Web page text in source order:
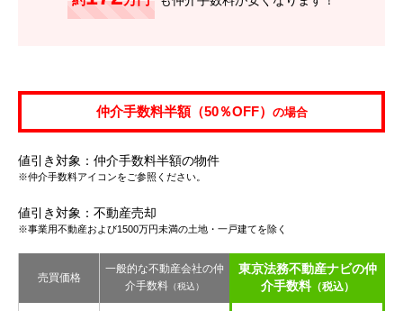
仲介手数料半額（50％OFF） の場合
値引き対象：仲介手数料半額の物件
※仲介手数料アイコンをご参照ください。
値引き対象：不動産売却
※事業用不動産および1500万円未満の土地・一戸建てを除く
売買価格
一般的な不動産会社の仲
介手数料 （税込）
東京法務不動産ナビの仲
介手数料（税込）